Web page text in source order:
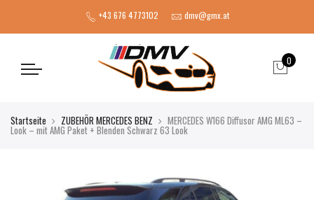
+43 676 4773102 dmv@gmx.at
0
Startseite ZUBEHÖR MERCEDES BENZ MERCEDES W166 Diffusor AMG ML63 –
Look – mit AMG Paket + Blenden Schwarz 63 Look